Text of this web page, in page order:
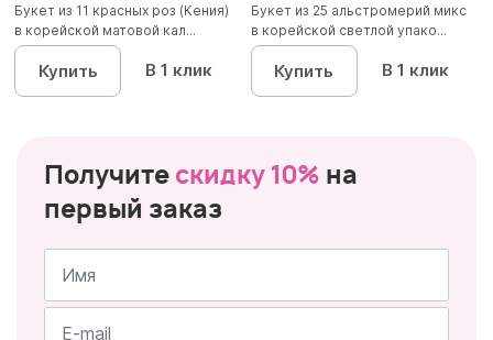
Букет из 11 красных роз (Кения)
в корейской матовой кал...
Купить В 1 клик
Букет из 25 альстромерий микс
в корейской светлой упако...
Купить В 1 клик
Получите скидку 10% на
первый заказ
Имя